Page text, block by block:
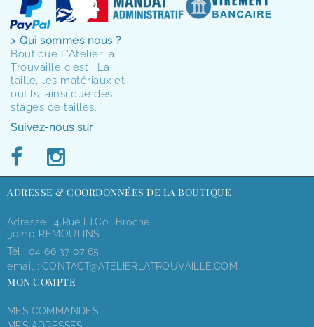
> Qui sommes nous ?
Boutique L'Atelier la
Trouvaille c'est : La
taille, les matériaux et
outils, ainsi que des
stages de tailles.
Suivez-nous sur
ADRESSE & COORDONNÉES DE LA BOUTIQUE
Adresse : 4,rue LT.Col. Broche
30210 REMOULINS
Tél : 04 66 37 07 65
email : CONTACT@ATELIERLATROUVAILLE.COM
MON COMPTE
MES COMMANDES